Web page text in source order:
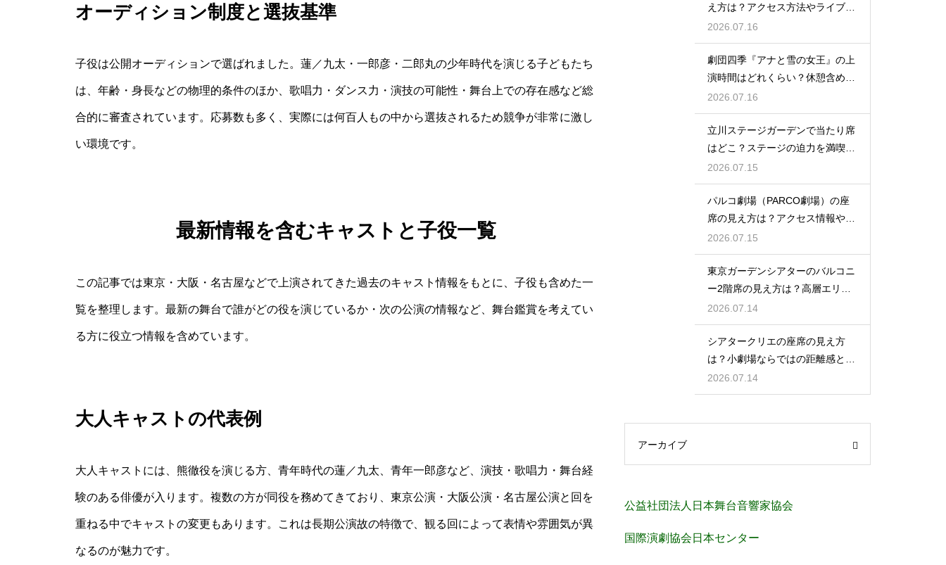
オーディション制度と選抜基準
子役は公開オーディションで選ばれました。蓮／九太・一郎彦・二郎丸の少年時代を演じる子どもたち
は、年齢・身長などの物理的条件のほか、歌唱力・ダンス力・演技の可能性・舞台上での存在感など総
合的に審査されています。応募数も多く、実際には何百人もの中から選抜されるため競争が非常に激し
い環境です。
最新情報を含むキャストと子役一覧
この記事では東京・大阪・名古屋などで上演されてきた過去のキャスト情報をもとに、子役も含めた一
覧を整理します。最新の舞台で誰がどの役を演じているか・次の公演の情報など、舞台鑑賞を考えてい
る方に役立つ情報を含めています。
大人キャストの代表例
大人キャストには、熊徹役を演じる方、青年時代の蓮／九太、青年一郎彦など、演技・歌唱力・舞台経
験のある俳優が入ります。複数の方が同役を務めてきており、東京公演・大阪公演・名古屋公演と回を
重ねる中でキャストの変更もあります。これは長期公演故の特徴で、観る回によって表情や雰囲気が異
なるのが魅力です。
え方は？アクセス方法やライブを
楽しむポイントを紹介
2026.07.16
劇団四季『アナと雪の女王』の上
演時間はどれくらい？休憩含めた
公演の長さを解説
2026.07.16
立川ステージガーデンで当たり席
はどこ？ステージの迫力を満喫で
きるベストポジションを紹介
2026.07.15
パルコ劇場（PARCO劇場）の座
席の見え方は？アクセス情報や劇
場の特徴も徹底紹介
2026.07.15
東京ガーデンシアターのバルコニ
ー2階席の見え方は？高層エリア
からの視界と音響をチェック
2026.07.14
シアタークリエの座席の見え方
は？小劇場ならではの距離感と見
やすさを解説
2026.07.14
アーカイブ
公益社団法人日本舞台音響家協会
国際演劇協会日本センター